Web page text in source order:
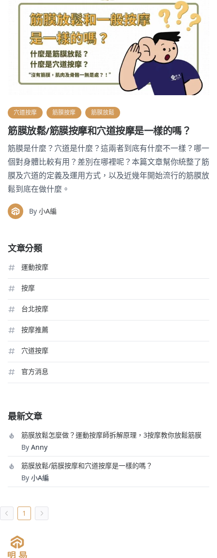
穴道按摩 筋膜按摩 筋膜放鬆
筋膜放鬆/筋膜按摩和穴道按摩是一樣的嗎？
筋膜是什麼？穴道是什麼？這兩者到底有什麼不一樣？哪一
個對身體比較有用？差別在哪裡呢？本篇文章幫你統整了筋
膜及穴道的定義及運用方式，以及近幾年開始流行的筋膜放
鬆到底在做什麼。
By 小A編
文章分類
運動按摩
按摩
台北按摩
按摩推薦
穴道按摩
官方消息
最新文章
筋膜放鬆怎麼做？運動按摩師拆解原理，3按摩教你放鬆筋膜
By Anny
筋膜放鬆/筋膜按摩和穴道按摩是一樣的嗎？
By 小A編
1